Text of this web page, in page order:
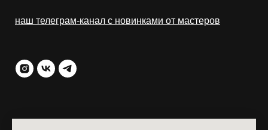
наш телеграм-канал с новинками от мастеров